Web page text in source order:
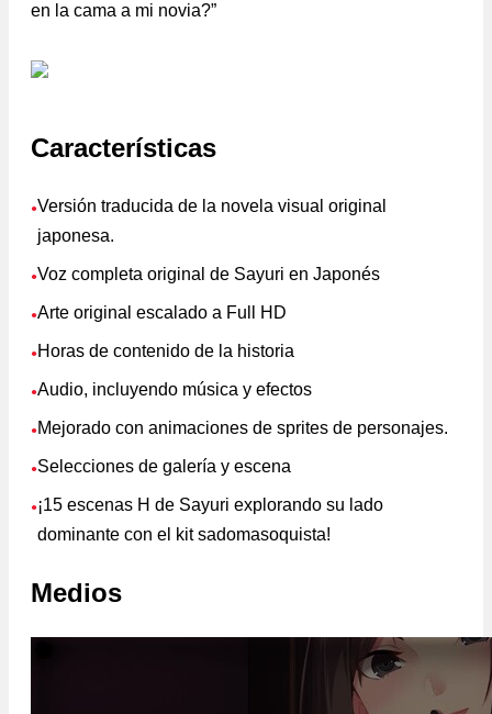
en la cama a mi novia?”
Características
●Versión traducida de la novela visual original
japonesa.
●Voz completa original de Sayuri en Japonés
●Arte original escalado a Full HD
● Horas de contenido de la historia
●Audio, incluyendo música y efectos
● Mejorado con animaciones de sprites de personajes.
●Selecciones de galería y escena
● ¡15 escenas H de Sayuri explorando su lado
dominante con el kit sadomasoquista!
Medios